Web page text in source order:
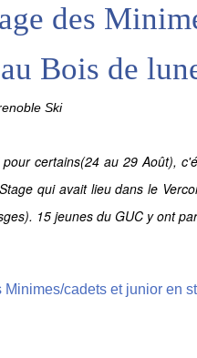
des
Bois de
Ski
certains(24 au 29 Août),
qui avait lieu dans le
15 jeunes du GUC y ont